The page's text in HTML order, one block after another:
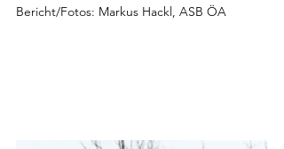
Bericht/Fotos: Markus Hackl, ASB ÖA